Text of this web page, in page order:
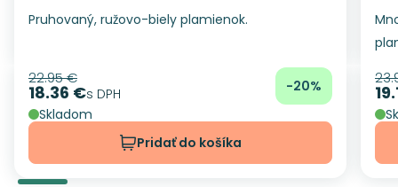
Pruhovaný, ružovo-biely plamienok.
Pôvodná cena
22.95 €
Cena
18.36 €s DPH
-20%
Skladom
Pridať do košíka